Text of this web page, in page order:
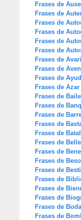
Frases de
Frases de
Frases de
Frases de
Frases de
Frases de
Frases de
Frases de
Frases de
Frases de Azar
Frases de Baile
Frases de
Frases de
Frases de
Frases de
Frases de
Frases de
Frases de
Frases de
Frases de
Frases de
Frases de
Frases de Boda
Frases de